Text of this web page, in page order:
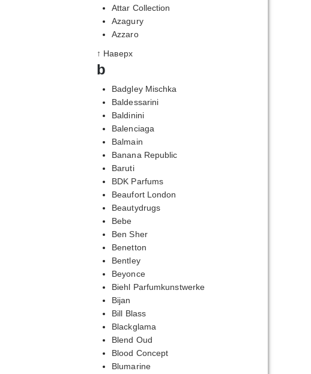
Attar Collection
Azagury
Azzaro
↑ Наверх
b
Badgley Mischka
Baldessarini
Baldinini
Balenciaga
Balmain
Banana Republic
Baruti
BDK Parfums
Beaufort London
Beautydrugs
Bebe
Ben Sher
Benetton
Bentley
Beyonce
Biehl Parfumkunstwerke
Bijan
Bill Blass
Blackglama
Blend Oud
Blood Concept
Blumarine